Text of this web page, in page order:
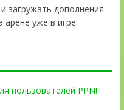
загружать дополнения
арене уже в игре.
пользователей PPN!